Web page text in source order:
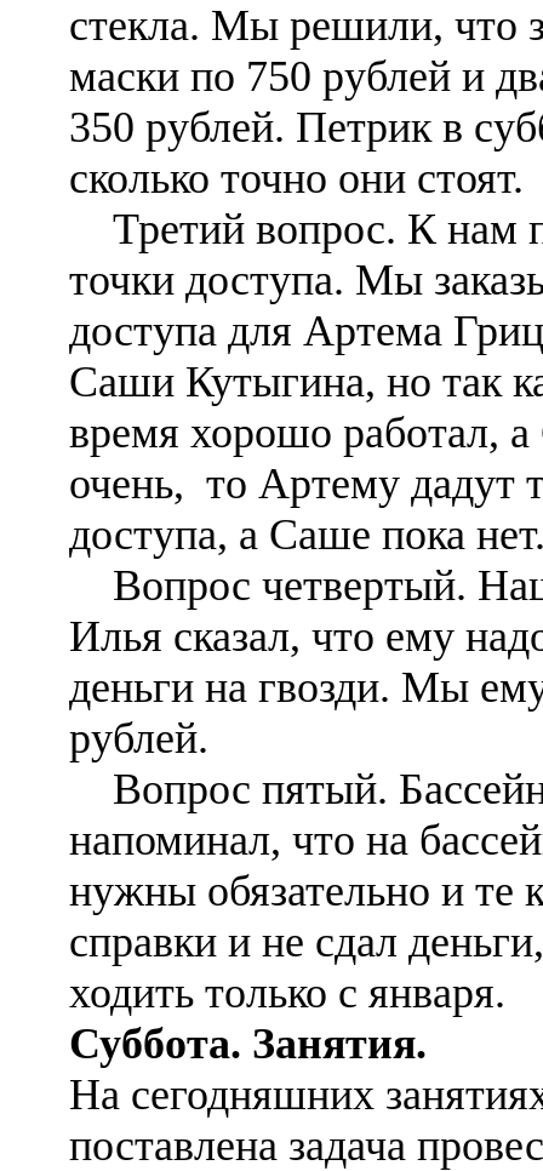
стекла. Мы решили, что
маски по 750 рублей и
350 рублей. Петрик в
сколько точно они стоят.
Третий вопрос. К нам
точки доступа. Мы
доступа для Артема
Саши Кутыгина, но так
время хорошо работал,
очень, то Артему дадут
доступа, а Саше пока
Вопрос четвертый.
Илья сказал, что ему
деньги на гвозди. Мы
рублей.
Вопрос пятый.
напоминал, что на
нужны обязательно и те
справки и не сдал
ходить только с января.
Суббота. Занятия.
На сегодняшних
поставлена задача